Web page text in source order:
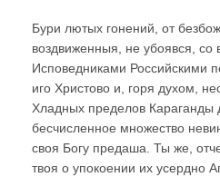
Бури лютых гонений, от
воздвиженныя, не убоявся,
Исповедниками Российскими
иго Христово и, горя духом,
Хладных пределов Караганды
бесчисленное множество
своя Богу предаша. Ты же,
твоя о упокоении их усердно